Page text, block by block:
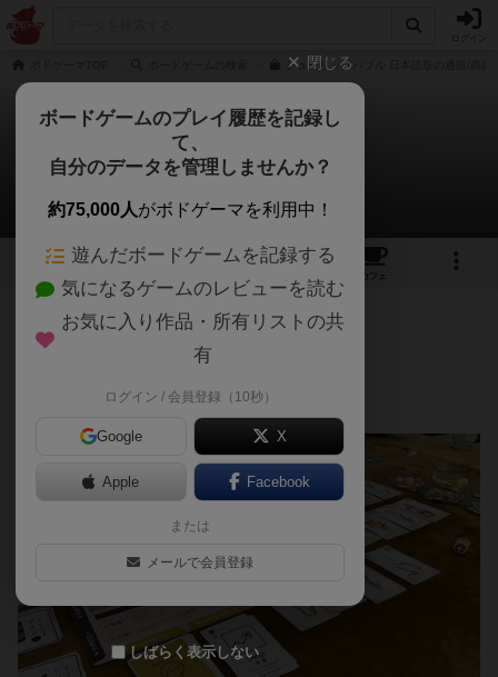
チューリップバブル 日本語版の通販/商品
チューリップバブル
山田さんのレビュー
19 2 10
カフェ
281名 3名 0 1年以上前
投資×バーストゲーム
閉じる
ボードゲームのプレイ履歴を記録し
て、
自分のデータを管理しませんか？
約75,000人がボドゲーマを利用中！
遊んだボードゲームを記録する
気になるゲームのレビューを読む
お気に入り作品・所有リストの共
有
ログイン / 会員登録（10秒）
Google X
Apple Facebook
または
メールで会員登録
しばらく表示しない